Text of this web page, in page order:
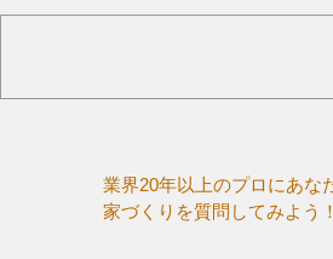
業界20年以上のプロにあな
家づくりを質問してみよう！